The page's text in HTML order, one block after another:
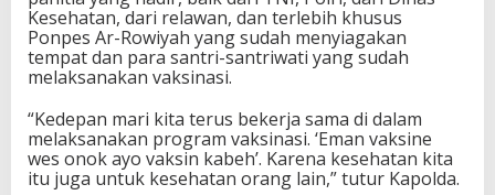
Kesehatan, dari relawan, dan terlebih khusus
Ponpes Ar-Rowiyah yang sudah menyiagakan
tempat dan para santri-santriwati yang sudah
melaksanakan vaksinasi.
“Kedepan mari kita terus bekerja sama di dalam
melaksanakan program vaksinasi. ‘Eman vaksine
wes onok ayo vaksin kabeh’. Karena kesehatan kita
itu juga untuk kesehatan orang lain,” tutur Kapolda.